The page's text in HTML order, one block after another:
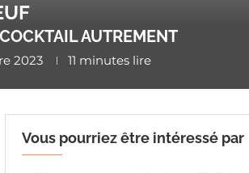
AUTREMENT
2023 11 minutes lire
Vous pourriez être intéressé par